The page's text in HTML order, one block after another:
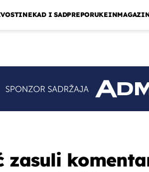
NEKAD I SADPREPORUKE
zasuli